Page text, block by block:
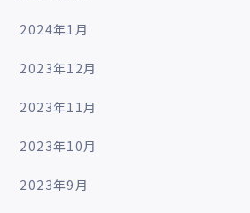
2024年1月
2023年12月
2023年11月
2023年10月
2023年9月